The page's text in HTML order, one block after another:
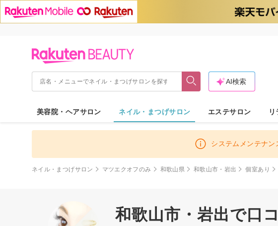
AI検索
美容院・ヘアサロン ネイル・まつげサロン エステサロン
システムメンテナ
ネイル・まつげサロン マツエクオフのみ 和歌山県 和歌山市・岩出 個室あり
和歌山市・岩出で口